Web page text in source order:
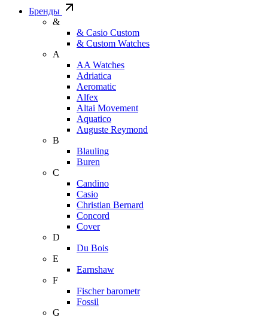
Бренды
&
& Casio Custom
& Custom Watches
A
AA Watches
Adriatica
Aeromatic
Alfex
Altai Movement
Aquatico
Auguste Reymond
B
Blauling
Buren
C
Candino
Casio
Christian Bernard
Concord
Cover
D
Du Bois
E
Earnshaw
F
Fischer barometr
Fossil
G